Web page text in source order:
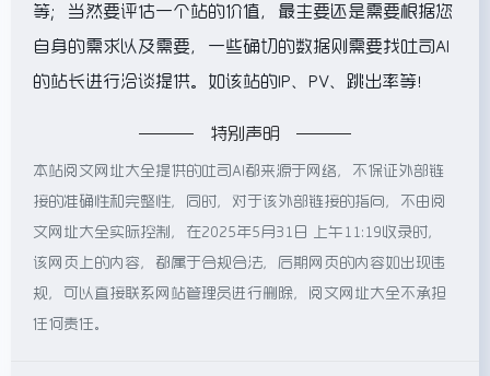
等；当然要评估一个站的价值，最主要还是需要根据您
自身的需求以及需要，一些确切的数据则需要找吐司AI
的站长进行洽谈提供。如该站的IP、PV、跳出率等！
特别声明
本站阅文网址大全提供的吐司AI都来源于网络，不保证外部链
接的准确性和完整性，同时，对于该外部链接的指向，不由阅
文网址大全实际控制，在2025年5月31日 上午11:19收录时，
该网页上的内容，都属于合规合法，后期网页的内容如出现违
规，可以直接联系网站管理员进行删除，阅文网址大全不承担
任何责任。